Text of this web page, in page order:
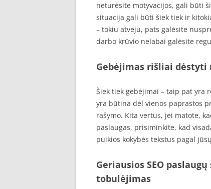
neturėsite motyvacijos, gali būti
situacija gali būti šiek tiek ir
– tokiu atveju, pats galėsite
darbo krūvio nelabai galėsite
Gebėjimas rišliai
Šiek tiek gebėjimai – taip pat yra
yra būtina dėl vienos paprastos
rašymo. Kita vertus, jei matote,
paslaugas, prisiminkite, kad
puikios kokybės tekstus pagal
Geriausios SEO
tobulėjimas